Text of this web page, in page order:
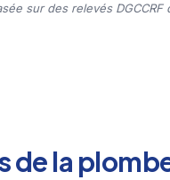
sur des relevés
la